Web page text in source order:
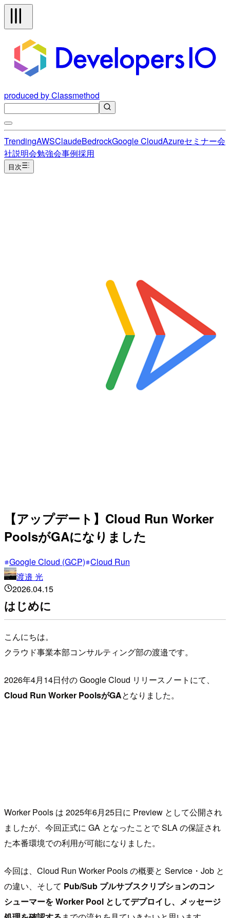
produced by Classmethod
TrendingAWSClaudeBedrockGoogle CloudAzureセミナー会
社説明会勉強会事例採用
目次
【アップデート】Cloud Run Worker
PoolsがGAになりました
Google Cloud (GCP) Cloud Run
渡邉 光
2026.04.15
はじめに
こんにちは。
クラウド事業本部コンサルティング部の渡邉です。
2026年4月14日付の Google Cloud リリースノートにて、
Cloud Run Worker PoolsがGAとなりました。
Worker Pools は 2025年6月25日に Preview として公開され
ましたが、今回正式に GA となったことで SLA の保証され
た本番環境での利用が可能になりました。
今回は、Cloud Run Worker Pools の概要と Service・Job と
の違い、そして Pub/Sub プルサブスクリプションのコン
シューマーを Worker Pool としてデプロイし、メッセージ